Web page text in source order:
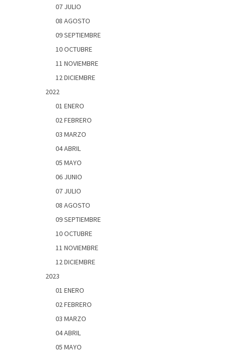
07 JULIO
08 AGOSTO
09 SEPTIEMBRE
10 OCTUBRE
11 NOVIEMBRE
12 DICIEMBRE
2022
01 ENERO
02 FEBRERO
03 MARZO
04 ABRIL
05 MAYO
06 JUNIO
07 JULIO
08 AGOSTO
09 SEPTIEMBRE
10 OCTUBRE
11 NOVIEMBRE
12 DICIEMBRE
2023
01 ENERO
02 FEBRERO
03 MARZO
04 ABRIL
05 MAYO